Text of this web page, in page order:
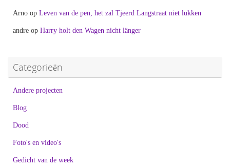
Arno op Leven van de pen, het zal Tjeerd Langstraat niet lukken
andre op Harry holt den Wagen nicht länger
Categorieën
Andere projecten
Blog
Dood
Foto's en video's
Gedicht van de week